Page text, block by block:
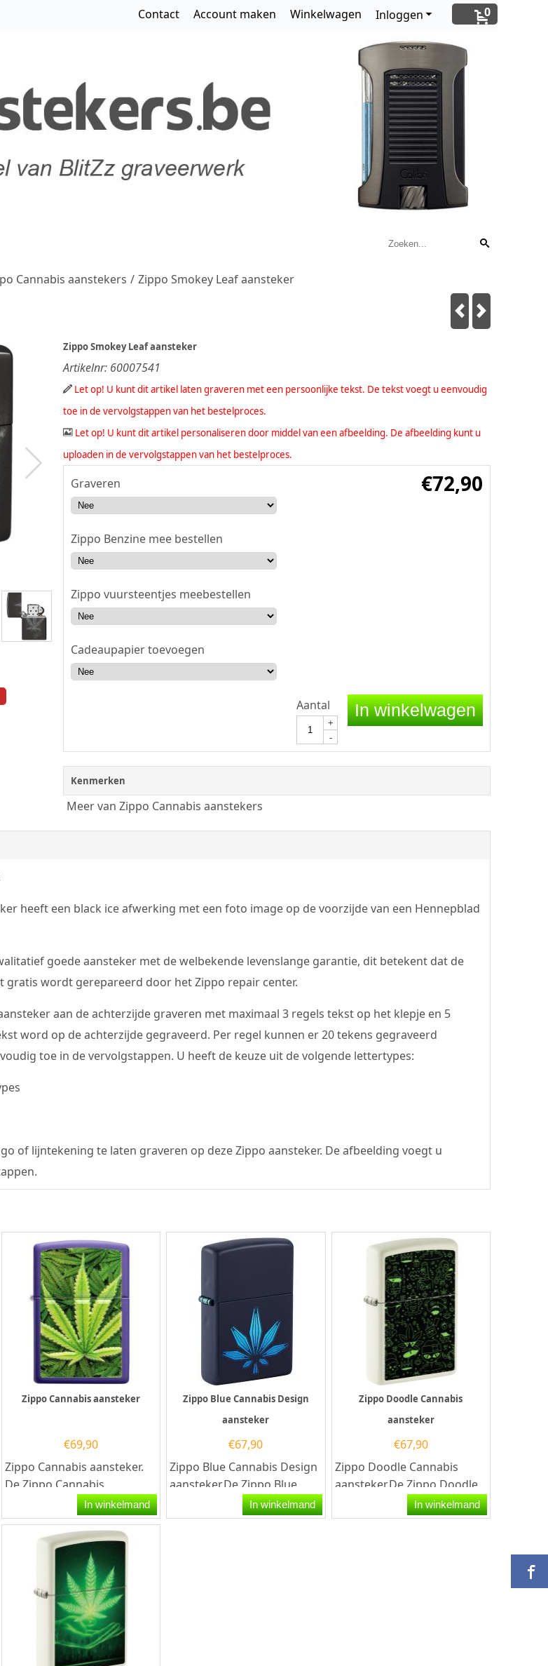
0
Inloggen
Contact Account maken Winkelwagen
Cannabis aanstekers / Zippo Smokey Leaf aansteker
Zippo Smokey Leaf aansteker
Artikelnr: 60007541
Let op! U kunt dit artikel laten graveren met een persoonlijke tekst. De tekst voegt u eenvoudig
toe in de vervolgstappen van het bestelproces.
Let op! U kunt dit artikel personaliseren door middel van een afbeelding. De afbeelding kunt u
uploaden in de vervolgstappen van het bestelproces.
€72,90
Graveren
Zippo Benzine mee bestellen
Zippo vuursteentjes meebestellen
Cadeaupapier toevoegen
Aantal
+
-
In winkelwagen
Kenmerken
Meer van Zippo Cannabis aanstekers
heeft een black ice afwerking met een foto image op de voorzijde van een Hennepblad
goede aansteker met de welbekende levenslange garantie, dit betekent dat de
gratis wordt gerepareerd door het Zippo repair center.
aan de achterzijde graveren met maximaal 3 regels tekst op het klepje en 5
word op de achterzijde gegraveerd. Per regel kunnen er 20 tekens gegraveerd
toe in de vervolgstappen. U heeft de keuze uit de volgende lettertypes:
of lijntekening te laten graveren op deze Zippo aansteker. De afbeelding voegt u
Zippo Cannabis aansteker
€69,90
Zippo Cannabis aansteker.
De Zippo Cannabis
aansteker is mat...In winkelmand
Zippo Blue Cannabis Design
aansteker
€67,90
Zippo Blue Cannabis Design
aansteker.De Zippo Blue
Cannabis Design aansteker
heeft een matt...
In winkelmand
Zippo Doodle Cannabis
aansteker
€67,90
Zippo Doodle Cannabis
aansteker.De Zippo Doodle
Cannabis aansteker heeft
aan de voorzijde een...
In winkelmand